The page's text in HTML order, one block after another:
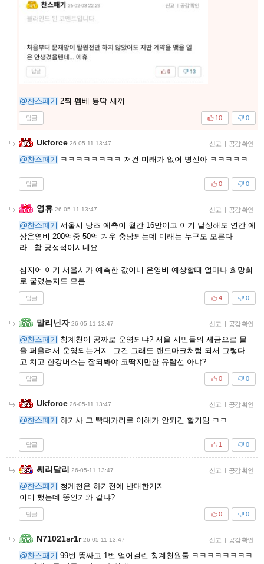
@찬스패기 2찍 펨베 븅딱 새끼
답글 0
10
Ukforce 26-05-11 13:47 신고 | 공감 확인
@찬스패기 ㅋㅋㅋㅋㅋㅋㅋㅋ 저건 미래가 없어 병신아 ㅋㅋㅋㅋㅋ
답글 0
0
영휴 26-05-11 13:47 신고 | 공감 확인
@찬스패기 서울시 당초 예측이 월간 16만이고 이거 달성해도 연간 예
상운영비 200억중 50억 겨우 충당되는데 미래는 누구도 모른다
라.. 참 긍정적이시네요
심지어 이거 서울시가 예측한 값이니 운영비 예상할때 얼마나 희망회
로 굴렸는지도 모름
답글 0
4
말리닌자 26-05-11 13:47 신고 | 공감 확인
@찬스패기 청계천이 공짜로 운영되냐? 서울 시민들의 세금으로 물
을 퍼올려서 운영되는거지. 그건 그래도 랜드마크처럼 되서 그렇다
고 치고 한강버스는 잘되봐야 코딱지만한 유람선 아냐?
답글 0
0
Ukforce 26-05-11 13:47 신고 | 공감 확인
@찬스패기 하기사 그 빡대가리로 이해가 안되긴 할거임 ㅋㅋ
답글 0
1
쎄리달리 26-05-11 13:47 신고 | 공감 확인
@찬스패기 청계천은 하기전에 반대한거지
이미 했는데 똥인거와 같냐?
답글 0
0
N71021sr1r 26-05-11 13:47 신고 | 공감 확인
@찬스패기 99번 똥싸고 1번 얻어걸린 청계천원툴 ㅋㅋㅋㅋㅋㅋㅋㅋ